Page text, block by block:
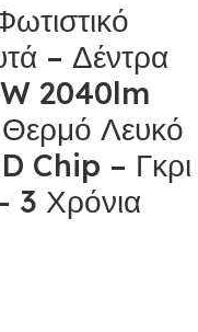
– Δέντρα
2040lm
Λευκό
Chip – Γκρι
3 Χρόνια